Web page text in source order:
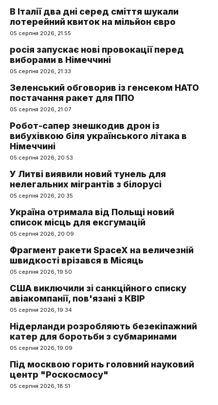
В Італії два дні серед сміття шукали
лотерейний квиток на мільйон євро
05 серпня 2026, 21:55
росія запускає нові провокації перед
виборами в Німеччині
05 серпня 2026, 21:33
Зеленський обговорив із генсеком НАТО
постачання ракет для ППО
05 серпня 2026, 21:07
Робот-сапер знешкодив дрон із
вибухівкою біля українського літака в
Німеччині
05 серпня 2026, 20:53
У Литві виявили новий тунель для
нелегальних мігрантів з білорусі
05 серпня 2026, 20:35
Україна отримала від Польщі новий
список місць для ексгумацій
05 серпня 2026, 20:09
Фрагмент ракети SpaceX на величезній
швидкості врізався в Місяць
05 серпня 2026, 19:50
США виключили зі санкційного списку
авіакомпанії, пов'язані з КВІР
05 серпня 2026, 19:34
Нідерланди розробляють безекіпажний
катер для боротьби з субмаринами
05 серпня 2026, 19:09
Під москвою горить головний науковий
центр "Роскосмосу"
05 серпня 2026, 18:51